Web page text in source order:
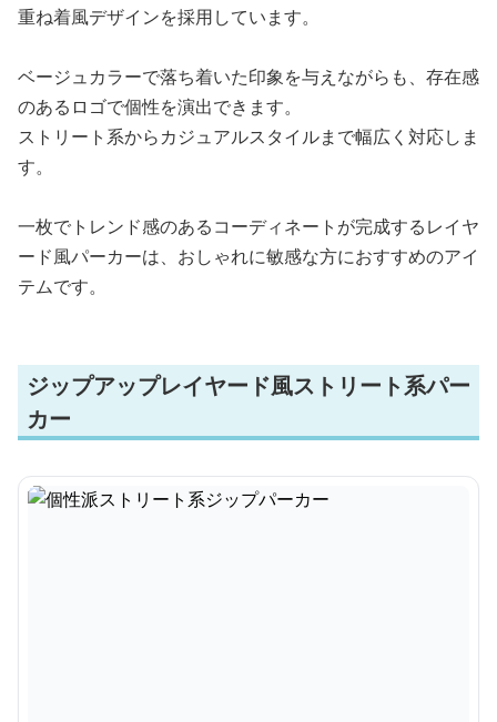
重ね着風デザインを採用しています。
ベージュカラーで落ち着いた印象を与えながらも、存在感
のあるロゴで個性を演出できます。
ストリート系からカジュアルスタイルまで幅広く対応しま
す。
一枚でトレンド感のあるコーディネートが完成するレイヤ
ード風パーカーは、おしゃれに敏感な方におすすめのアイ
テムです。
ジップアップレイヤード風ストリート系パー
カー